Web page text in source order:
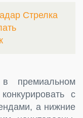
Стрелка
премиальном
с
а нижние